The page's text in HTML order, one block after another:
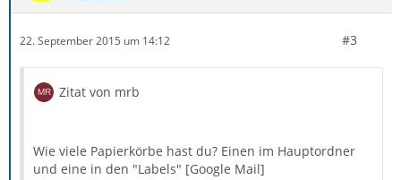
22. September 2015 um 14:12 #3
Zitat von mrb
Wie viele Papierkörbe hast du? Einen im Hauptordner
und eine in den "Labels" [Google Mail]